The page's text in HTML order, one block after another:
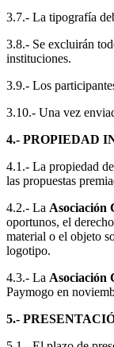
3.7.- La tipografía
3.8.- Se excluirán
instituciones.
3.9.- Los
3.10.- Una vez
4.- PROPIEDAD
4.1.- La propiedad
las propuestas
4.2.- La Asociación
oportunos, el
material o el objeto
logotipo.
4.3.- La Asociación
Paymogo en
5.-